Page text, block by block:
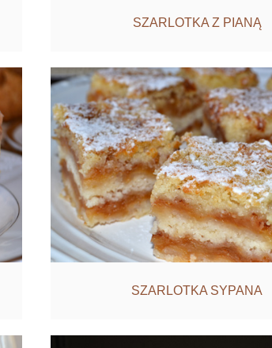
SZARLOTKA Z PIANĄ
SZARLOTKA SYPANA